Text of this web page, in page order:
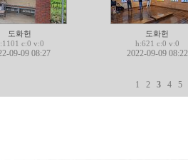
도화헌
c:0 v:0
09-09 08:27
도화헌
h:621 c:0 v:0
2022-09-09 08:22
1 2 3 4 5